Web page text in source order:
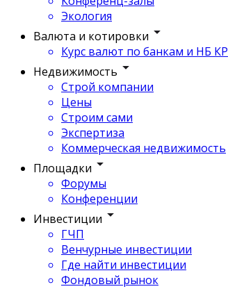
Экология
Валюта и котировки
Курс валют по банкам и НБ КР
Недвижимость
Строй компании
Цены
Строим сами
Экспертиза
Коммерческая недвижимость
Площадки
Форумы
Конференции
Инвестиции
ГЧП
Венчурные инвестиции
Где найти инвестиции
Фондовый рынок